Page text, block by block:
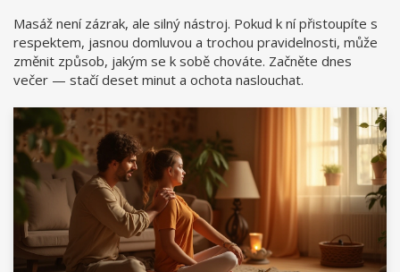
Masáž není zázrak, ale silný nástroj. Pokud k ní přistoupíte s
respektem, jasnou domluvou a trochou pravidelnosti, může
změnit způsob, jakým se k sobě chováte. Začněte dnes
večer — stačí deset minut a ochota naslouchat.